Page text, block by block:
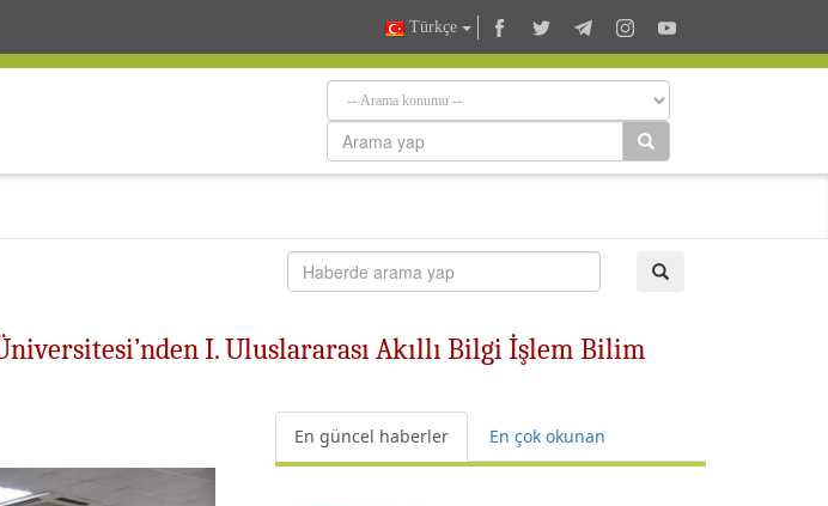
Türkçe
I. Uluslararası Akıllı Bilgi İşlem Bilim
En güncel haberler En çok okunan